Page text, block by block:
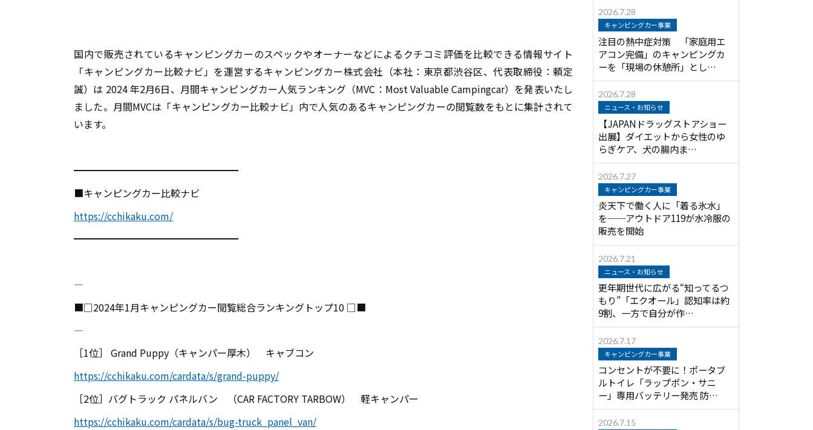
国内で販売されているキャンピングカーのスペックやオーナーなどによるクチコミ評価を比較できる情報サイト
「キャンピングカー比較ナビ」を運営するキャンピングカー株式会社（本社：東京都渋谷区、代表取締役：頼定
誠）は 2024年2月6日、月間キャンピングカー人気ランキング（MVC ： Most Valuable Campingcar）を発表いたし
ました。月間MVCは「キャンピングカー比較ナビ」内で人気のあるキャンピングカーの閲覧数をもとに集計されて
います。
━━━━━━━━━━━━━━━━━
■キャンピングカー比較ナビ
https://cchikaku.com/
━━━━━━━━━━━━━━━━━
――――――――――――――――――――――――――――――――――――――――
■□2024年1月キャンピングカー閲覧総合ランキングトップ10 □■
――――――――――――――――――――――――――――――――――――――――
［1位］ Grand Puppy （キャンパー厚木） キャブコン
https://cchikaku.com/cardata/s/grand-puppy/
［2位］バグトラック パネルバン （CAR FACTORY TARBOW） 軽キャンパー
https://cchikaku.com/cardata/s/bug-truck_panel_van/
2026.7.28
キャンピングカー事業
注目の熱中症対策 「家庭用エ
アコン完備」のキャンピングカ
ーを「現場の休憩所」とし…
2026.7.28
ニュース・お知らせ
【JAPANドラッグストアショー
出展】ダイエットから女性のゆ
らぎケア、犬の腸内ま…
2026.7.27
キャンピングカー事業
炎天下で働く人に「着る氷水」
を──アウトドア119が水冷服の
販売を開始
2026.7.21
ニュース・お知らせ
更年期世代に広がる“知ってるつ
もり”「エクオール」認知率は約
9割、一方で自分が作…
2026.7.17
キャンピングカー事業
コンセントが不要に！ポータブ
ルトイレ「ラップポン・サニ
ー」専用バッテリー発売 防…
2026.7.15